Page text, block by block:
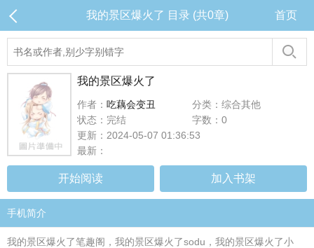
我的景区爆火了 目录 (共0章) 首页
我的景区爆火了
作者： 吃藕会变丑
分类：综合其他
状态：完结
字数：0
更新：2024-05-07 01:36:53
最新：
开始阅读 加入书架
手机简介
我的景区爆火了笔趣阁，我的景区爆火了sodu，我的景区爆火了小